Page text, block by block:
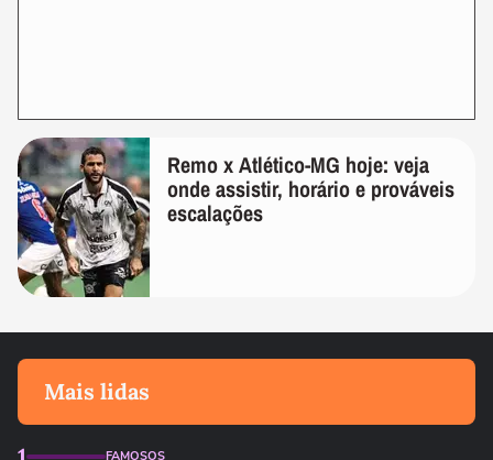
Remo x Atlético-MG hoje: veja
onde assistir, horário e prováveis
escalações
Mais lidas
FAMOSOS